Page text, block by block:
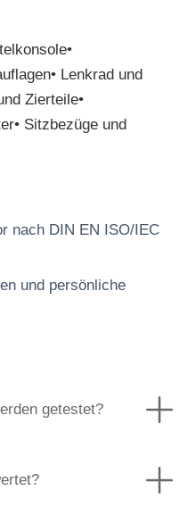
Lenkrad und
Zierteile•
Sitzbezüge und
nach DIN EN ISO/IEC
und persönliche
getestet?